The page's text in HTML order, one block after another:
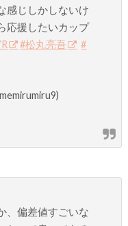
感じしかしないけ
応援したいカップ
#松丸亮吾
#
、偏差値すごいな